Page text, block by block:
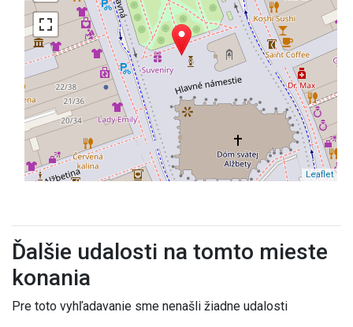
Leaflet
Ďalšie udalosti na tomto mieste
konania
Pre toto vyhľadavanie sme nenašli žiadne udalosti